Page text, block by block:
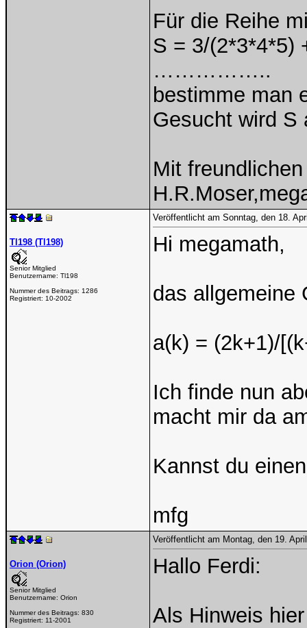
Für die Reihe
S = 3/(2*3*4*5)
……………..
bestimme man
Gesucht wird S
Mit
Tl198 (Tl198)
Senior Mitglied
Benutzername: Tl198
Nummer des Beitrags: 1286
Registriert: 10-2002
Veröffentlicht am Sonntag, den 18.
Hi megamath,
das allgemeine
a(k) = (2k+1)/
Ich finde nun
macht mir da
Kannst du
mfg
Orion (Orion)
Senior Mitglied
Benutzername: Orion
Nummer des Beitrags: 830
Registriert: 11-2001
Veröffentlicht am Montag, den 19.
Hallo Ferdi:
Als Hinweis